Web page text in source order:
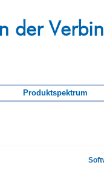
to
main
der
Produktspektrum